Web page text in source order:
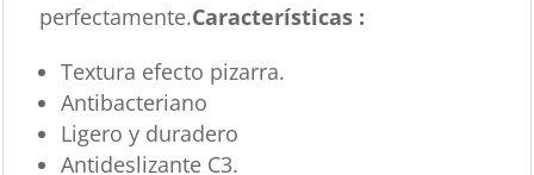
perfectamente.Características :
Textura efecto pizarra.
Antibacteriano
Ligero y duradero
Antideslizante C3.